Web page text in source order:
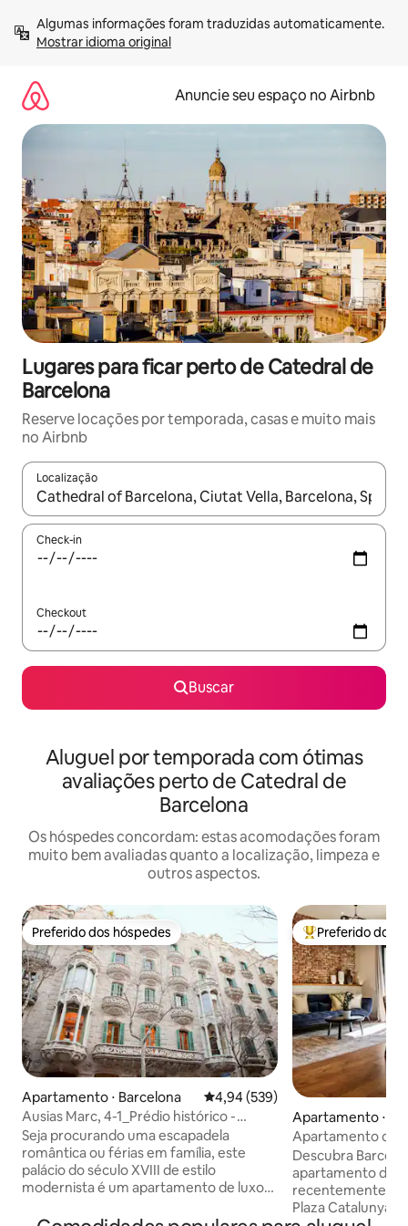
para
Mostrar idioma original
Anuncie seu espaço no Airbnb
Lugares para ficar perto de Catedral de
Barcelona
Reserve locações por temporada, casas e muito mais
no Airbnb
Localização
Quando os resultados estiverem disponíveis, explore-os
Check-in
Checkout
Buscar
Aluguel por temporada com ótimas
avaliações perto de Catedral de
Barcelona
Os hóspedes concordam: estas acomodações foram
muito bem avaliadas quanto a localização, limpeza e
outros aspectos.
Preferido dos hóspedes
Preferido dos hóspedes
Apartamento ⋅ Barcelona 4,94 de uma avaliação média de
4,94 (539)
Ausias Marc, 4-1_Prédio histórico -
terraço 1
Seja procurando uma escapadela
romântica ou férias em família, este
palácio do século XVIII de estilo
modernista é um apartamento de luxo
nova cobertura localizada no coração de
Entre os
Preferido dos
Apartamento ⋅
Apartamento de
localização central
Descubra
apartamento de
recentemente
Plaza Catalunya.